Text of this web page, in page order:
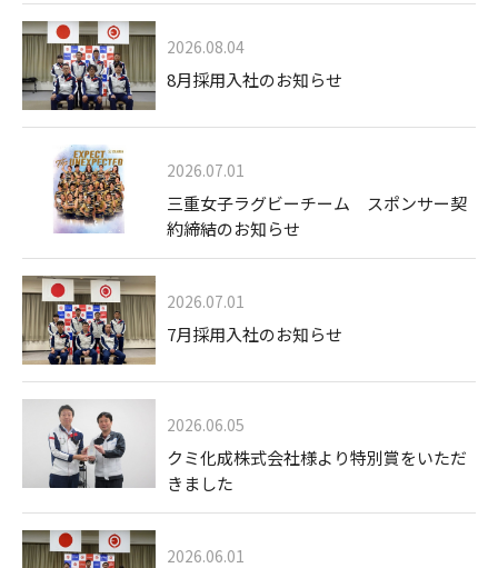
2026.08.04
8月採用入社のお知らせ
2026.07.01
三重女子ラグビーチーム スポンサー契
約締結のお知らせ
2026.07.01
7月採用入社のお知らせ
2026.06.05
クミ化成株式会社様より特別賞をいただ
きました
2026.06.01